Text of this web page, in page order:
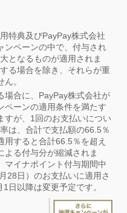
特典及びPayPay株式会社
ンペーンの中で、付与され
となるものが適用されま
る場合を除き、それらが重
。
場合に、PayPay株式会社が
ペーンの適用条件を満たす
すが、1回のお支払いについ
は、合計で支払額の66.5％
すると合計66.5％を超え
よる付与分が縮減されま
マイナポイント付与期間中
28日）のお支払いに適用さ
日以降は変更予定です。